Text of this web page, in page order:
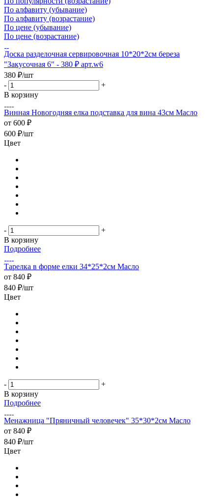
По алфавиту (убывание)
По алфавиту (возрастание)
По цене (убывание)
По цене (возрастание)
Доска разделочная сервировочная 10*20*2см береза
"Закусочная 6" - 380 ₽ арт.w6
380 ₽/шт
-
+
В корзину
Винная Новогодняя елка подставка для вина 43см Масло
от 600 ₽
600 ₽/шт
Цвет
-
+
В корзину
Подробнее
Тарелка в форме елки 34*25*2см Масло
от 840 ₽
840 ₽/шт
Цвет
-
+
В корзину
Подробнее
Менажница "Пряничный человечек" 35*30*2см Масло
от 840 ₽
840 ₽/шт
Цвет